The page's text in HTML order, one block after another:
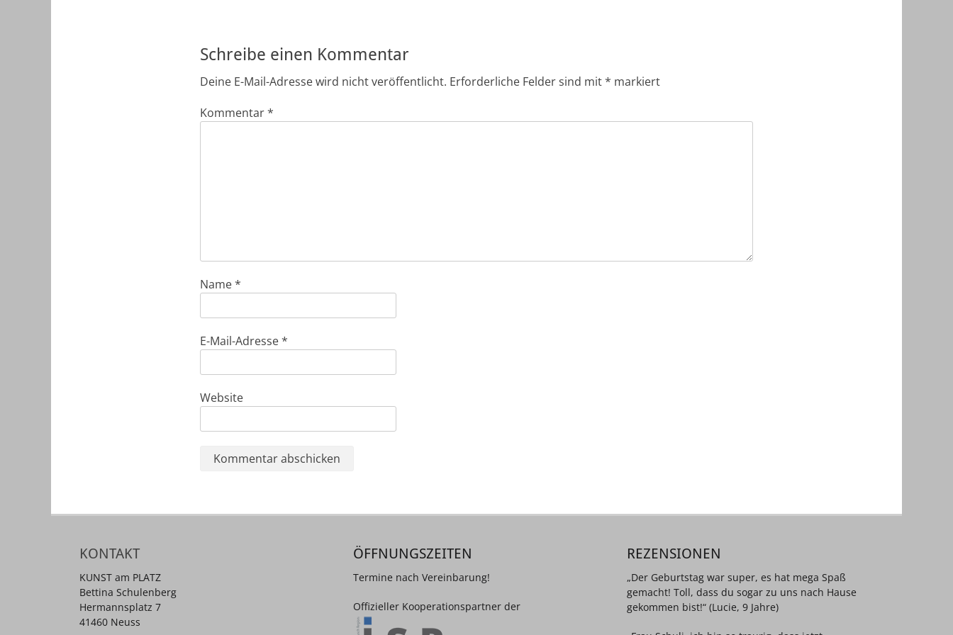
Schreibe einen Kommentar
Deine E-Mail-Adresse wird nicht veröffentlicht. Erforderliche Felder sind mit* markiert
Kommentar*
Name*
E-Mail-Adresse*
Website
KONTAKT
KUNST am PLATZ
Bettina Schulenberg
Hermannsplatz 7
41460 Neuss
ÖFFNUNGSZEITEN
Termine nach Vereinbarung!
Offizieller Kooperationspartner der
REZENSIONEN
„Der Geburtstag war super, es hat mega Spaß
gemacht! Toll, dass du sogar zu uns nach Hause
gekommen bist!“ (Lucie, 9 Jahre)